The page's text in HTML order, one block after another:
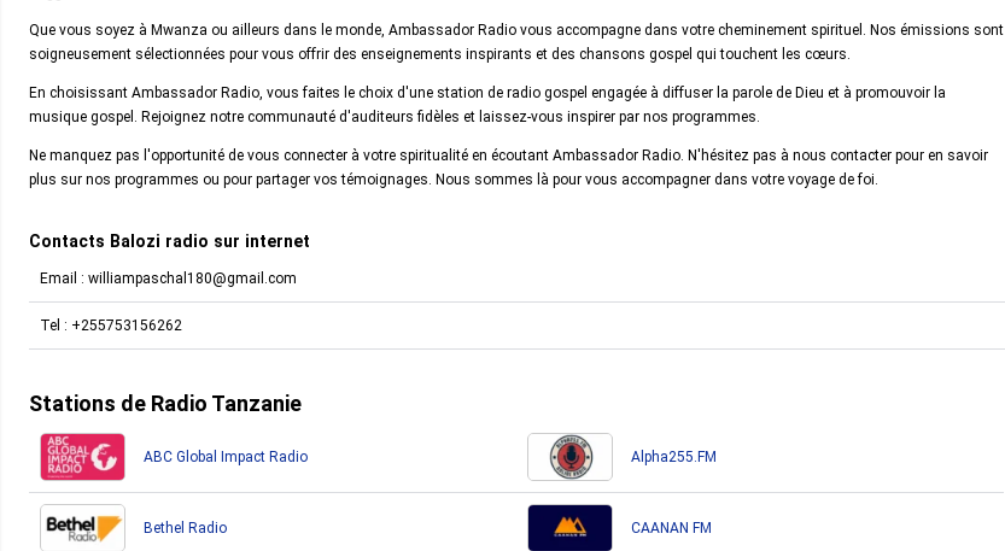
Que vous soyez à Mwanza ou ailleurs dans le monde, Ambassador Radio vous accompagne dans votre cheminement spirituel. Nos émissions sont
soigneusement sélectionnées pour vous offrir des enseignements inspirants et des chansons gospel qui touchent les cœurs.
En choisissant Ambassador Radio, vous faites le choix d'une station de radio gospel engagée à diffuser la parole de Dieu et à promouvoir la
musique gospel. Rejoignez notre communauté d'auditeurs fidèles et laissez-vous inspirer par nos programmes.
Ne manquez pas l'opportunité de vous connecter à votre spiritualité en écoutant Ambassador Radio. N'hésitez pas à nous contacter pour en savoir
plus sur nos programmes ou pour partager vos témoignages. Nous sommes là pour vous accompagner dans votre voyage de foi.
Contacts Balozi radio sur internet
Email : williampaschal180@gmail.com
Tel : +255753156262
Stations de Radio Tanzanie
ABC Global Impact Radio Alpha255.FM
Bethel Radio CAANAN FM